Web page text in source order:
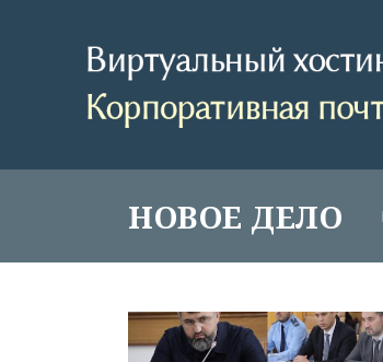
НОВОЕ ДЕЛО